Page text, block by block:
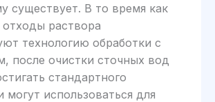
существует. В то время как
раствора
технологию обработки с
после очистки сточных вод
стандартного
могут использоваться для